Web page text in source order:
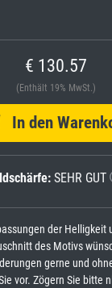
€ 130.57
(Enthält 19% MwSt.)
In den
SEHR GUT
der Helligkeit
des Motivs
gerne und
vor. Zögern Sie bitte